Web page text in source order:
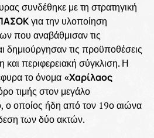
συνδέθηκε με τη στρατηγική
για την υλοποίηση
που αναβάθμισαν τις
δημιούργησαν τις προϋποθέσεις
και περιφερειακή σύγκλιση. Η
το όνομα «Χαρίλαος
τιμής στον μεγάλο
ο οποίος ήδη από τον 19ο αιώνα
των δύο ακτών.